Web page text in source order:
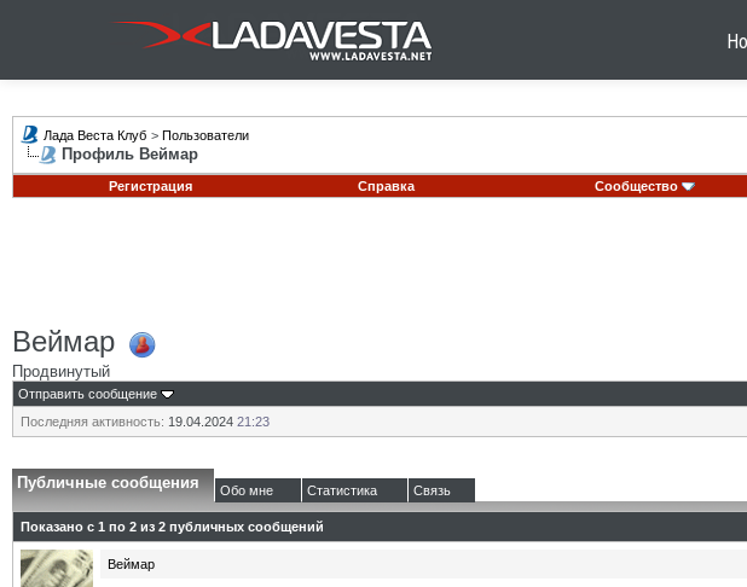
Лада Веста Клуб > Пользователи
Профиль Веймар
Регистрация
Справка Сообщество
Веймар
Продвинутый
Отправить сообщение
Последняя активность: 19.04.2024 21:23
Публичные сообщения Обо мне Статистика Связь
Показано с 1 по 2 из 2 публичных сообщений
Веймар